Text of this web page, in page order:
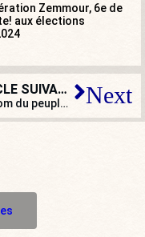
Zemmour, 6e de
aux élections
ARTICLE SUIVANT
« Au nom du peuple français » : pour un référendum judiciaire Next